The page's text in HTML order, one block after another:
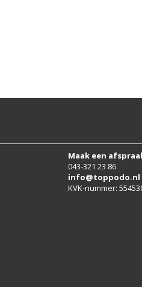
Maak een
043-321 23 86
info@toppodo.nl
KVK-nummer: